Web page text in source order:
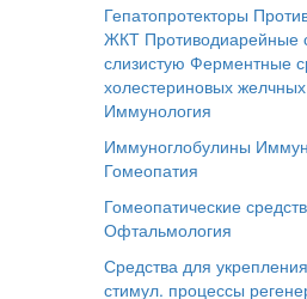
Гепатопротекторы
ЖКТ Противодиарейные
слизистую Ферментные
холестериновых
Иммунология
Иммуноглобулины
Гомеопатия
Гомеопатические
Офтальмология
Средства для
стимул. процессы